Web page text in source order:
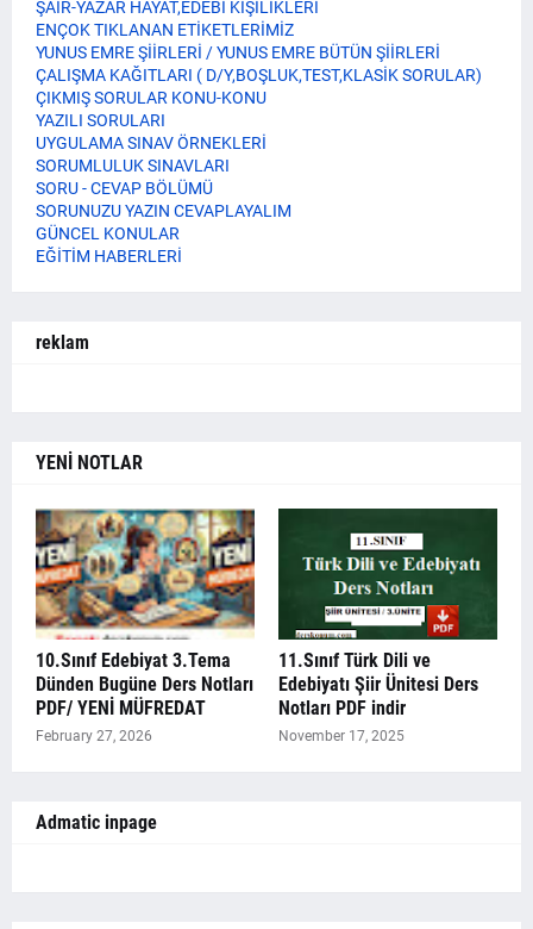
ŞAİR-YAZAR HAYAT,EDEBİ KİŞİLİKLERİ
ENÇOK TIKLANAN ETİKETLERİMİZ
YUNUS EMRE ŞİİRLERİ / YUNUS EMRE BÜTÜN ŞİİRLERİ
ÇALIŞMA KAĞITLARI ( D/Y,BOŞLUK,TEST,KLASİK SORULAR)
ÇIKMIŞ SORULAR KONU-KONU
YAZILI SORULARI
UYGULAMA SINAV ÖRNEKLERİ
SORUMLULUK SINAVLARI
SORU - CEVAP BÖLÜMÜ
SORUNUZU YAZIN CEVAPLAYALIM
GÜNCEL KONULAR
EĞİTİM HABERLERİ
reklam
YENİ NOTLAR
10.Sınıf Edebiyat 3.Tema
Dünden Bugüne Ders Notları
PDF/ YENİ MÜFREDAT
February 27, 2026
11.Sınıf Türk Dili ve
Edebiyatı Şiir Ünitesi Ders
Notları PDF indir
November 17, 2025
Admatic inpage